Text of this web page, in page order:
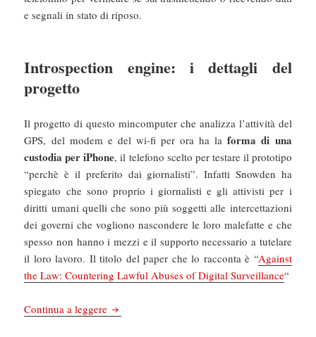
e segnali in stato di riposo.
Introspection engine: i dettagli del
progetto
Il progetto di questo mincomputer che analizza l’attività del
GPS, del modem e del wi-fi per ora ha laforma di una
custodia per iPhone, il telefono scelto per testare il prototipo
“perchè è il preferito dai giornalisti”. Infatti Snowden ha
spiegato che sono proprio i giornalisti e gli attivisti per i
diritti umani quelli che sono più soggetti alle intercettazioni
dei governi che vogliono nascondere le loro malefatte e che
spesso non hanno i mezzi e il supporto necessario a tutelare
il loro lavoro. Il titolo del paper che lo racconta è “Against
the Law: Countering Lawful Abuses of Digital Surveillance“
Continua a leggere Cybersecurity: Freedom of the press